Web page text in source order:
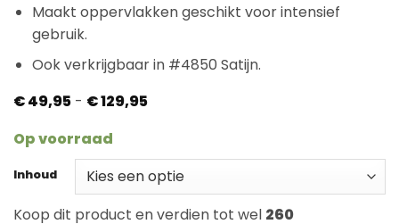
Maakt oppervlakken geschikt voor intensief
gebruik.
Ook verkrijgbaar in #4850 Satijn.
€49,95 - €129,95Prijsklasse:
Op voorraad
Inhoud
Koop dit product en verdien tot wel 260